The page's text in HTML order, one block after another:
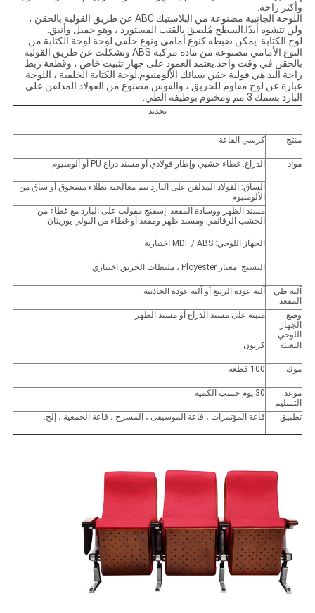
وأكثر راحة.
اللوحة الجانبية مصنوعة من البلاستيك ABC عن طريق القولبة بالحقن ،
ولن تتشوه أبدًا.السطح مُلصق بالقنب المستورد ، وهو جميل وأنيق.
لوح الكتابة: يمكن ضبطه كنوع أمامي ونوع خلفي.لوحة لوحة الكتابة من
النوع الأمامي مصنوعة من مادة مركبة ABS وتشكلت عن طريق القولبة
بالحقن في وقت واحد.يعتمد العمود على جهاز تثبيت خاص ، وقطعة ربط
راحة اليد هي قولبة حقن سبائك الألومنيوم.لوحة الكتابة الخلفية ، اللوحة
عبارة عن لوح مقاوم للحريق ، والقوس مصنوع من الفولاذ المدلفن على
البارد بسمك 3 مم ومختوم بوظيفة الطي.
تحديد
منتج كرسي القاعة
مواد الذراع: غطاء خشبي وإطار فولاذي أو مسند ذراع PU أو ألومنيوم
الساق: الفولاذ المدلفن على البارد يتم معالجته بطلاء مسحوق أو ساق من
الألومنيوم
مسند الظهر ووسادة المقعد: إسفنج مقولب على البارد مع غطاء من
الخشب الرقائقي ومسند ظهر ومقعد أو غطاء من البولي يوريثان
الجهاز اللوحي: MDF / ABS اختيارية
النسيج: معيار Ployester ، مثبطات الحريق اختياري
آلية طي
المقعد
آلية عودة الربيع أو آلية عودة الجاذبية
وضع
الجهاز
اللوحي
مثبتة على مسند الذراع أو مسند الظهر
التعبئة كرتون
موك 100 قطعة
موعد
التسليم
30 يوم حسب الكمية
تطبيق قاعة المؤتمرات ، قاعة الموسيقى ، المسرح ، قاعة الجمعية ، إلخ.